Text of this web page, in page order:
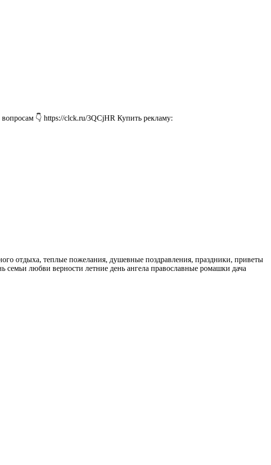
👇 https://clck.ru/3QCjHR Купить рекламу:
отдыха, теплые пожелания, душевные поздравления, праздники, приветы
семьи любви верности летние день ангела православные ромашки дача